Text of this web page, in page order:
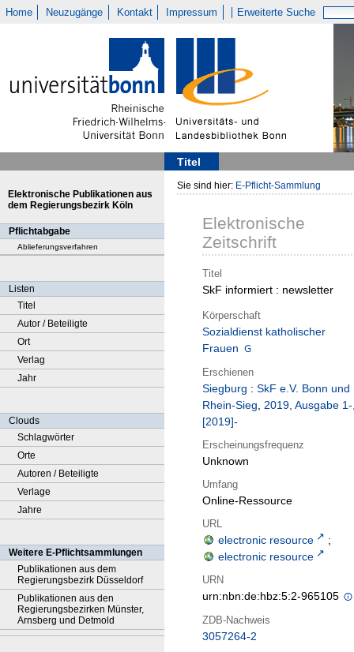
Home Neuzugänge Kontakt Impressum Erweiterte Suche
Titel
Elektronische Publikationen aus
dem Regierungsbezirk Köln
Pflichtabgabe
Ablieferungsverfahren
Listen
Titel
Autor / Beteiligte
Ort
Verlag
Jahr
Clouds
Schlagwörter
Orte
Autoren / Beteiligte
Verlage
Jahre
Weitere E-Pflichtsammlungen
Publikationen aus dem
Regierungsbezirk Düsseldorf
Publikationen aus den
Regierungsbezirken Münster,
Arnsberg und Detmold
Sie sind hier: E-Pflicht-Sammlung
Elektronische
Zeitschrift
Titel
SkF informiert : newsletter
Körperschaft
Sozialdienst katholischer
Frauen
Erschienen
Siegburg : SkF e.V. Bonn und
Rhein-Sieg, 2019, Ausgabe
[2019]-
Erscheinungsfrequenz
Unknown
Umfang
Online-Ressource
URL
electronic resource
;
electronic resource
URN
urn:nbn:de:hbz:5:2-965105
ZDB-Nachweis
3057264-2